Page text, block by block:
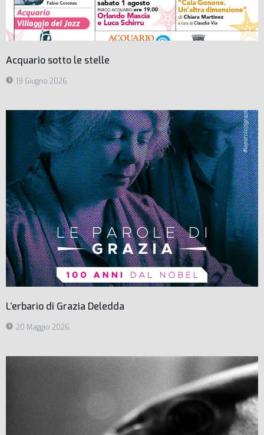
Acquario sotto le stelle
19 Giugno 2026
L’erbario di Grazia Deledda
20 Maggio 2026